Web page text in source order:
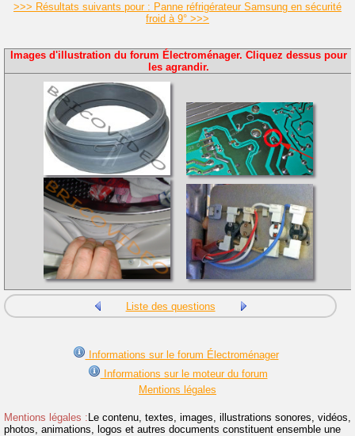
>>> Résultats suivants pour : Panne réfrigérateur Samsung en sécurité
froid à 9° >>>
Images d'illustration du forum Électroménager. Cliquez dessus pour
les agrandir.
Liste des questions
Informations sur le forum Électroménager
Informations sur le moteur du forum
Mentions légales
Mentions légales : Le contenu, textes, images, illustrations sonores, vidéos,
photos, animations, logos et autres documents constituent ensemble une